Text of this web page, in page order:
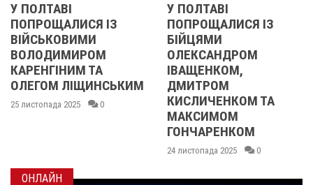
ІЗ
ТА
ЛІЩИНСЬКИМ
2025 0
У ПОЛТАВІ
ПОПРОЩАЛИСЯ ІЗ
БІЙЦЯМИ
ОЛЕКСАНДРОМ
ІВАЩЕНКОМ,
ДМИТРОМ
КИСЛИЧЕНКОМ ТА
МАКСИМОМ
ГОНЧАРЕНКОМ
24 листопада 2025 0
2013
ОНЛАЙН